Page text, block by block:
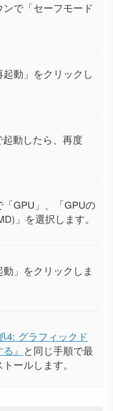
で「セーフモード
動」をクリックし
動したら、再度
GPU」、「GPUの
」を選択します。
」をクリックしま
4: グラフィックド
』 と同じ手順で最
ールします。